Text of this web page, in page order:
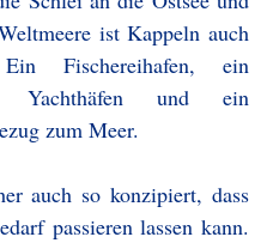
ist Kappeln auch
Fischereihafen, ein
Yachthäfen und ein
zum Meer.
auch so konzipiert, dass
passieren lassen kann.